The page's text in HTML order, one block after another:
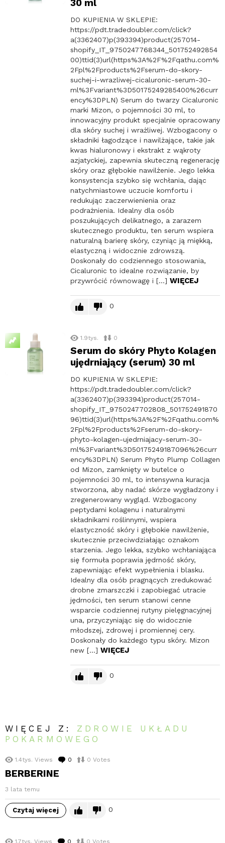
30 ml
DO KUPIENIA W SKLEPIE:
https://pdt.tradedoubler.com/click?
a(3362407)p(393394)product(257014-
shopify_IT_9750247768344_501752492854
00)ttid(3)url(https%3A%2F%2Fqathu.com%
2Fpl%2Fproducts%2Fserum-do-skory-
suchej-i-wrazliwej-cicaluronic-serum-30-
ml%3Fvariant%3D50175249285400%26curr
ency%3DPLN) Serum do twarzy Cicaluronic
marki Mizon, o pojemności 30 ml, to
innowacyjny produkt specjalnie opracowany
dla skóry suchej i wrażliwej. Wzbogacony o
składniki łagodzące i nawilżające, takie jak
kwas hialuronowy i ekstrakt z wąkroty
azjatyckiej, zapewnia skuteczną regenerację
skóry oraz głębokie nawilżenie. Jego lekka
konsystencja szybko się wchłania, dając
natychmiastowe uczucie komfortu i
redukując zaczerwienienia oraz
podrażnienia. Idealny dla osób
poszukujących delikatnego, a zarazem
skutecznego produktu, ten serum wspiera
naturalną barierę skóry, czyniąc ją miękką,
elastyczną i widocznie zdrowszą.
Doskonały do codziennego stosowania,
Cicaluronic to idealne rozwiązanie, by
przywrócić równowagę i […] WIĘCEJ
0
1.9tys. 0
Serum do skóry Phyto Kolagen
ujędrniający (serum) 30 ml
DO KUPIENIA W SKLEPIE:
https://pdt.tradedoubler.com/click?
a(3362407)p(393394)product(257014-
shopify_IT_9750247702808_501752491870
96)ttid(3)url(https%3A%2F%2Fqathu.com%
2Fpl%2Fproducts%2Fserum-do-skory-
phyto-kolagen-ujedrniajacy-serum-30-
ml%3Fvariant%3D50175249187096%26curr
ency%3DPLN) Serum Phyto Plump Collagen
od Mizon, zamknięty w butelce o
pojemności 30 ml, to intensywna kuracja
stworzona, aby nadać skórze wygładzony i
zregenerowany wygląd. Wzbogacony
peptydami kolagenu i naturalnymi
składnikami roślinnymi, wspiera
elastyczność skóry i głębokie nawilżenie,
skutecznie przeciwdziałając oznakom
starzenia. Jego lekka, szybko wchłaniająca
się formuła poprawia jędrność skóry,
zapewniając efekt wypełnienia i blasku.
Idealny dla osób pragnących zredukować
drobne zmarszczki i zapobiegać utracie
jędrności, ten serum stanowi cenne
wsparcie codziennej rutyny pielęgnacyjnej
una, przyczyniając się do widocznie
młodszej, zdrowej i promiennej cery.
Doskonały do każdego typu skóry. Mizon
new […] WIĘCEJ
0
WIĘCEJ Z: ZDROWIE UKŁADU
POKARMOWEGO
1.4tys. Views 0 komentarzy
0 Votes
BERBERINE
3 lata temu
Czytaj więcej 0